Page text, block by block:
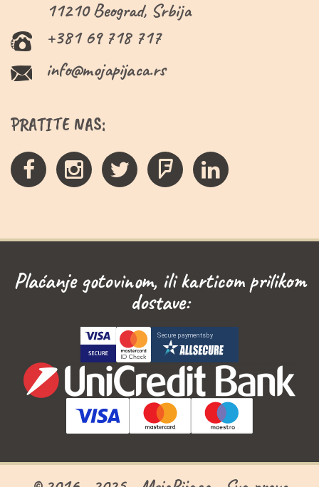
11210 Beograd, Srbija
+381 69 718 717
info@mojapijaca.rs
PRATITE NAS:
Plaćanje gotovinom, ili karticom prilikom
dostave: